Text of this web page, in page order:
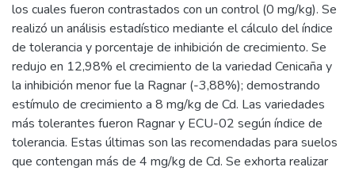
los cuales fueron contrastados con un control (0 mg/kg). Se
realizó un análisis estadístico mediante el cálculo del índice
de tolerancia y porcentaje de inhibición de crecimiento. Se
redujo en 12,98% el crecimiento de la variedad Cenicaña y
la inhibición menor fue la Ragnar (-3,88%); demostrando
estímulo de crecimiento a 8 mg/kg de Cd. Las variedades
más tolerantes fueron Ragnar y ECU-02 según índice de
tolerancia. Estas últimas son las recomendadas para suelos
que contengan más de 4 mg/kg de Cd. Se exhorta realizar